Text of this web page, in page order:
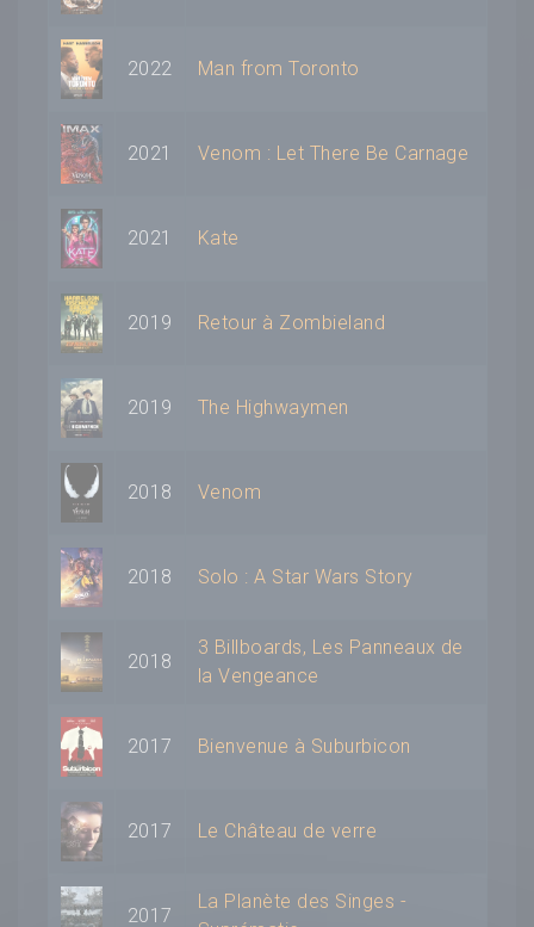
2022 Man from Toronto
2021 Venom : Let There Be Carnage
2021 Kate
2019 Retour à Zombieland
2019 The Highwaymen
2018 Venom
2018 Solo : A Star Wars Story
2018
3 Billboards, Les Panneaux de
la Vengeance
2017 Bienvenue à Suburbicon
2017 Le Château de verre
2017
La Planète des Singes -